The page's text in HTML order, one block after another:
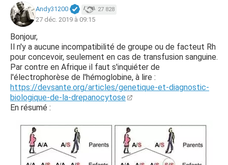
Andy31200 27 828
27 déc. 2019 à 09:15
Bonjour,
Il n'y a aucune incompatibilité de groupe ou de facteut Rh
pour concevoir, seulement en cas de transfusion sanguine.
Par contre en Afrique il faut s'inquiéter de
l'électrophorèse de l'hémoglobine, à lire :
https://devsante.org/articles/genetique-et-diagnostic-
biologique-de-la-drepanocytose
En résumé :